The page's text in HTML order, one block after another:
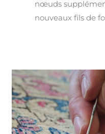
nœuds
nouveaux fils de